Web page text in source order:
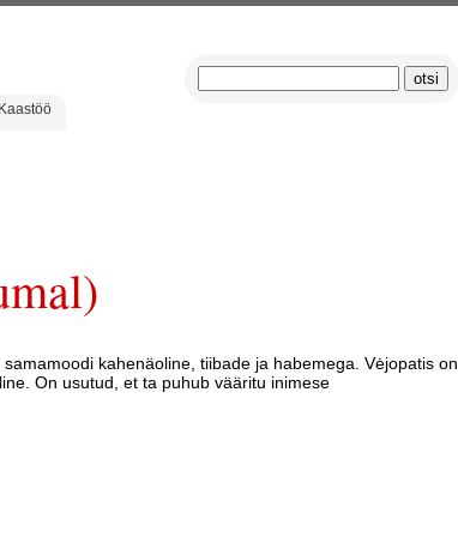
Kaastöö
kahenäoline, tiibade ja habemega. Vėjopatis on
On usutud, et ta puhub vääritu inimese